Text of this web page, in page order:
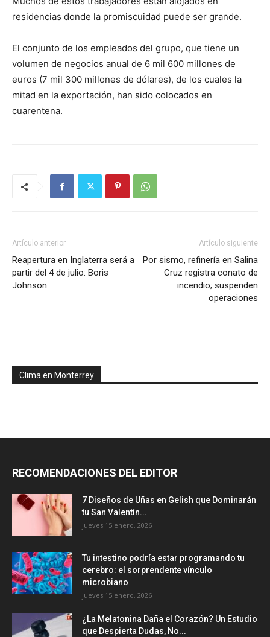
residencias donde la promiscuidad puede ser grande.
El conjunto de los empleados del grupo, que tiene un
volumen de negocios anual de 6 mil 600 millones de
euros (7 mil 300 millones de dólares), de los cuales la
mitad en la exportación, han sido colocados en
cuarentena.
Artículo anterior
Reapertura en Inglaterra será a
partir del 4 de julio: Boris
Johnson
Artículo siguiente
Por sismo, refinería en Salina
Cruz registra conato de
incendio; suspenden
operaciones
Clima en Monterrey
RECOMENDACIONES DEL EDITOR
7 Diseños de Uñas en Gelish que Dominarán
tu San Valentín...
jueves 15 enero, 2026
Tu intestino podría estar programando tu
cerebro: el sorprendente vínculo
microbiano
jueves 15 enero, 2026
¿La Melatonina Daña el Corazón? Un Estudio
que Despierta Dudas, No...